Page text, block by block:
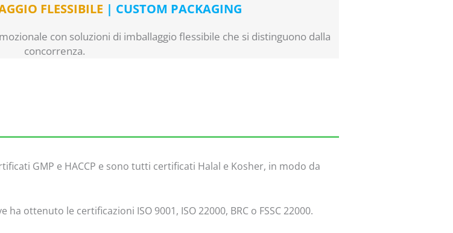
FLESSIBILE | CUSTOM PACKAGING
con soluzioni di imballaggio flessibile che si distinguono dalla
concorrenza.
GMP e HACCP e sono tutti certificati Halal e Kosher, in modo da
ottenuto le certificazioni ISO 9001, ISO 22000, BRC o FSSC 22000.